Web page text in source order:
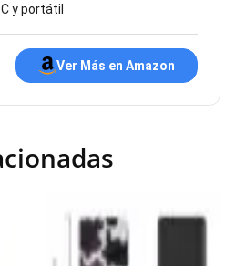
y portátil
Ver Más en Amazon